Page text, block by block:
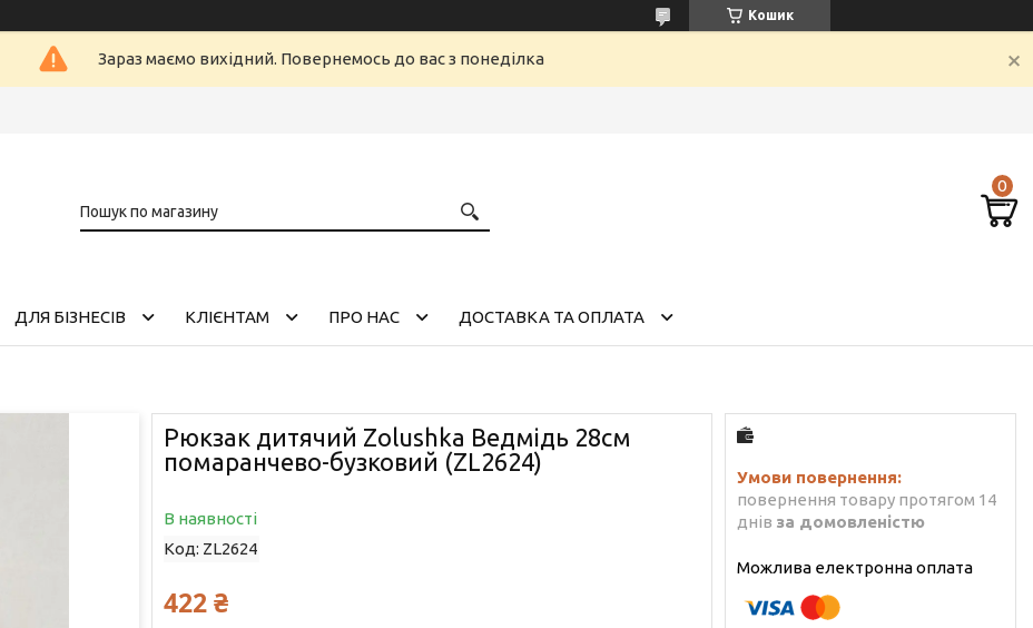
Кошик
Зараз маємо вихідний. Повернемось до вас з понеділка
ДЛЯ БІЗНЕСІВ КЛІЄНТАМ ПРО НАС ДОСТАВКА ТА ОПЛАТА
Рюкзак дитячий Zolushka Ведмідь 28см
помаранчево-бузковий (ZL2624)
В наявності
Код: ZL2624
422 ₴
повернення товару протягом 14
днів за домовленістю